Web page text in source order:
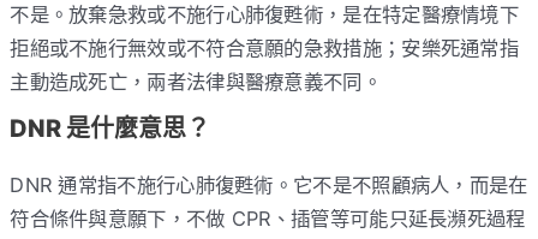
不是。放棄急救或不施行心肺復甦術，是在特定醫療情境下
拒絕或不施行無效或不符合意願的急救措施；安樂死通常指
主動造成死亡，兩者法律與醫療意義不同。
DNR 是什麼意思？
DNR 通常指不施行心肺復甦術。它不是不照顧病人，而是在
符合條件與意願下，不做 CPR、插管等可能只延長瀕死過程